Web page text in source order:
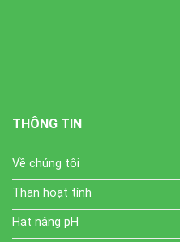
THÔNG TIN
Về chúng tôi
Than hoạt tính
Hạt nâng pH